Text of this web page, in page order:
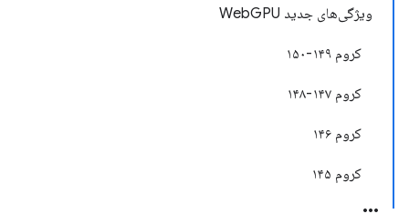
ویژگی‌های جدید WebGPU
کروم ۱۴۹-۱۵۰
کروم ۱۴۷-۱۴۸
کروم ۱۴۶
کروم ۱۴۵